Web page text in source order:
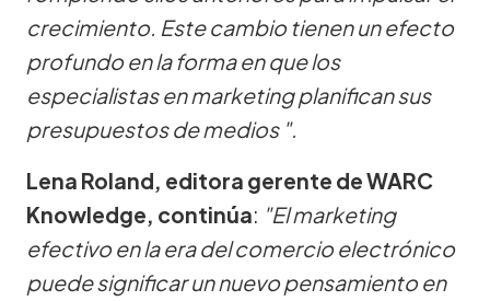
crecimiento. Este cambio tienen un efecto
profundo en la forma en que los
especialistas en marketing planifican sus
presupuestos de medios ".
Lena Roland, editora gerente de WARC
Knowledge, continúa: "El marketing
efectivo en la era del comercio electrónico
puede significar un nuevo pensamiento en